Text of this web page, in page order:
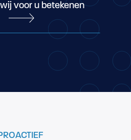
voor u betekenen